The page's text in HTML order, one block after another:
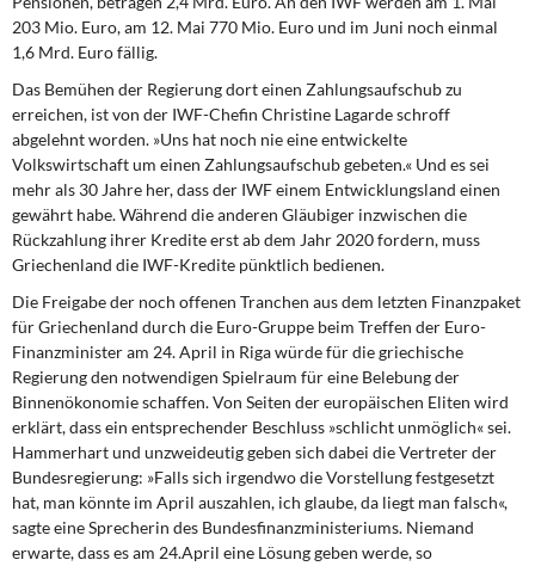
Weitere Themen
Memo-Gruppe
Institut Solidarische Moderne
Rosa-Luxemburg-Stiftung
Über mich
Kontakt
203 Mio. Euro, am 12. Mai 770 Mio. Euro und im Juni noch einmal
1,6 Mrd. Euro fällig.
Das Bemühen der Regierung dort einen Zahlungsaufschub zu
erreichen, ist von der IWF-Chefin Christine Lagarde schroff
abgelehnt worden. »Uns hat noch nie eine entwickelte
Volkswirtschaft um einen Zahlungsaufschub gebeten.« Und es sei
mehr als 30 Jahre her, dass der IWF einem Entwicklungsland einen
gewährt habe. Während die anderen Gläubiger inzwischen die
Rückzahlung ihrer Kredite erst ab dem Jahr 2020 fordern, muss
Griechenland die IWF-Kredite pünktlich bedienen.
Die Freigabe der noch offenen Tranchen aus dem letzten Finanzpaket
für Griechenland durch die Euro-Gruppe beim Treffen der Euro-
Finanzminister am 24. April in Riga würde für die griechische
Regierung den notwendigen Spielraum für eine Belebung der
Binnenökonomie schaffen. Von Seiten der europäischen Eliten wird
erklärt, dass ein entsprechender Beschluss »schlicht unmöglich« sei.
Hammerhart und unzweideutig geben sich dabei die Vertreter der
Bundesregierung: »Falls sich irgendwo die Vorstellung festgesetzt
hat, man könnte im April auszahlen, ich glaube, da liegt man falsch«,
sagte eine Sprecherin des Bundesfinanzministeriums. Niemand
erwarte, dass es am 24.April eine Lösung geben werde, so